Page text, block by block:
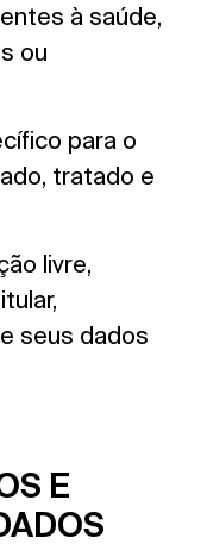
à saúde,
ou
para o
tratado e
livre,
seus dados
E